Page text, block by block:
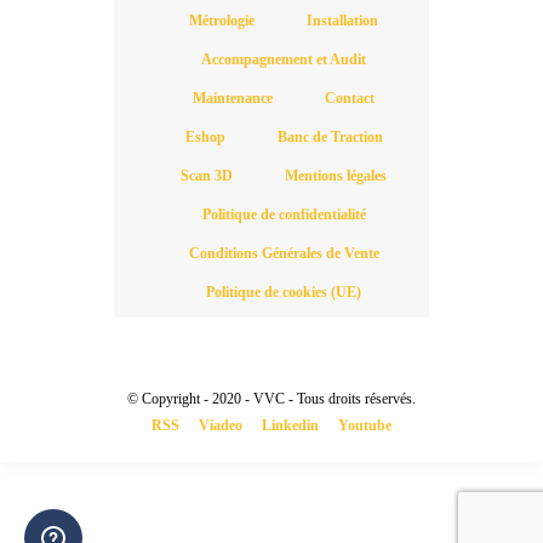
Métrologie Installation
Accompagnement et Audit
Maintenance Contact
Eshop Banc de Traction
Scan 3D Mentions légales
Politique de confidentialité
Conditions Générales de Vente
Politique de cookies (UE)
© Copyright - 2020 - VVC - Tous droits réservés.
RSS
Viadeo Linkedin Youtube